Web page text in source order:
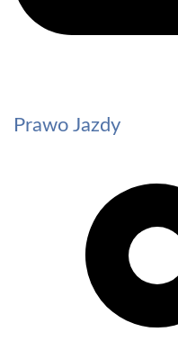
Prawo Jazdy